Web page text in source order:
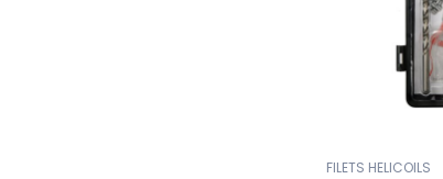
FILETS HELICOILS